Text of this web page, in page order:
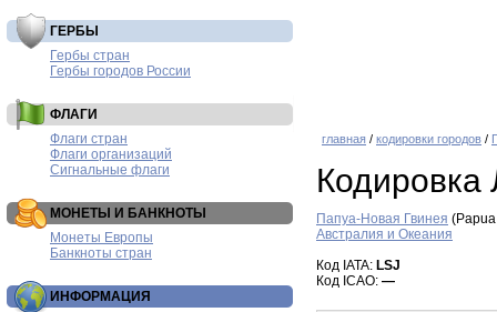
ГЕРБЫ
Гербы стран
Гербы городов России
ФЛАГИ
Флаги стран
Флаги организаций
Сигнальные флаги
МОНЕТЫ И БАНКНОТЫ
Монеты Европы
Банкноты стран
ИНФОРМАЦИЯ
главная / кодировки городов /
Кодировка
Папуа-Новая Гвинея
Австралия и Океания
Код IATA: LSJ
Код ICAO: —